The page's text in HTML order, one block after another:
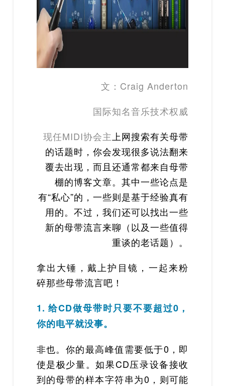
文：Craig Anderton
国际知名音乐技术权威
现任MIDI协会主 上网搜索有关母带
的话题时，你会发现很多说法翻来
覆去出现，而且还通常都来自母带
棚的博客文章。其中一些论点是
有“私心”的，一些则是基于经验真有
用的。不过，我们还可以找出一些
新的母带流言来聊（以及一些值得
重谈的老话题）。
拿出大锤，戴上护目镜，一起来粉
碎那些母带流言吧！
1. 给CD做母带时只要不要超过0，
你的电平就没事。
非也。你的最高峰值需要低于0，即
使是极少量。如果CD压录设备接收
到的母带的样本字符串为0，则可能